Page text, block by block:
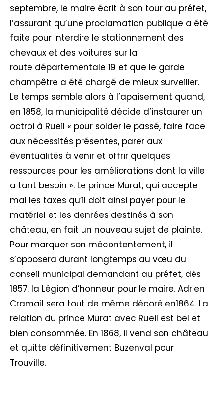
septembre, le maire écrit à son tour au préfet,
l’assurant qu’une proclamation publique a été
faite pour interdire le stationnement des
chevaux et des voitures sur la
route départementale 19 et que le garde
champêtre a été chargé de mieux surveiller.
Le temps semble alors à l’apaisement quand,
en 1858, la municipalité décide d’instaurer un
octroi à Rueil « pour solder le passé, faire face
aux nécessités présentes, parer aux
éventualités à venir et offrir quelques
ressources pour les améliorations dont la ville
a tant besoin ». Le prince Murat, qui accepte
mal les taxes qu’il doit ainsi payer pour le
matériel et les denrées destinés à son
château, en fait un nouveau sujet de plainte.
Pour marquer son mécontentement, il
s’opposera durant longtemps au vœu du
conseil municipal demandant au préfet, dès
1857, la Légion d’honneur pour le maire. Adrien
Cramail sera tout de même décoré en1864. La
relation du prince Murat avec Rueil est bel et
bien consommée. En 1868, il vend son château
et quitte définitivement Buzenval pour
Trouville.